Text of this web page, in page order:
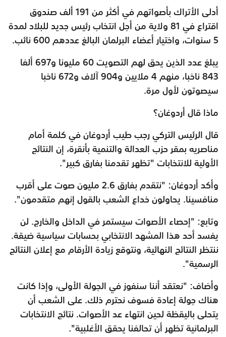
أدلى الأتراك بأصواتهم في أكثر من 191 ألف صندوق
اقتراع في 81 ولاية من أجل انتخاب رئيس جديد للبلاد لمدة
5 سنوات، واختيار أعضاء البرلمان البالغ عددهم 600 نائب.
يبلغ عدد الذين يحق لهم التصويت 60 مليونا و697 ألفا
843 ناخبا، منهم 4 ملايين و904 آلاف و672 ناخبا
سيصوتون لأول مرة.
ماذا قال أردوغان؟
قال الرئيس التركي رجب طيب أردوغان في كلمة أمام
مناصريه بمقر حزب العدالة والتنمية بأنقرة، إن النتائج
الأولية للانتخابات "تظهر تقدمنا بفارق كبير".
وأكد أردوغان: "نتقدم بفارق 2.6 مليون صوت على أقرب
منافسينا. يحاولون خداع الشعب بالقول إنهم متقدمون".
وتابع: "إحصاء الأصوات سيستمر في الداخل والخارج. لن
يفسد أحد هذا المشهد الانتخابي بحسابات سياسية ضيقة.
ننتظر النتائج النهائية، ونتوقع زيادة الأرقام مع إعلان النتائج
الرسمية".
وأضاف: "نعتقد أننا سنفوز في الجولة الأولى، وإذا كانت
هناك جولة إعادة فسوف نحترم ذلك. على الشعب أن
يتحلى باليقظة لحين انتهاء عد الأصوات. نتائج الانتخابات
البرلمانية تظهر أن تحالفنا يحقق الأغلبية".